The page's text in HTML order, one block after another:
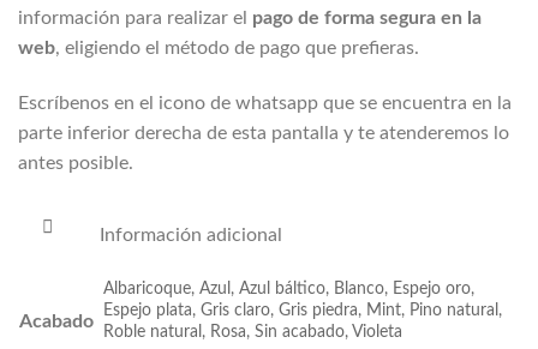
información para realizar el pago de forma segura en la
web, eligiendo el método de pago que prefieras.
Escríbenos en el icono de whatsapp que se encuentra en la
parte inferior derecha de esta pantalla y te atenderemos lo
antes posible.
Información adicional
Acabado
Albaricoque, Azul, Azul báltico, Blanco, Espejo oro,
Espejo plata, Gris claro, Gris piedra, Mint, Pino natural,
Roble natural, Rosa, Sin acabado, Violeta